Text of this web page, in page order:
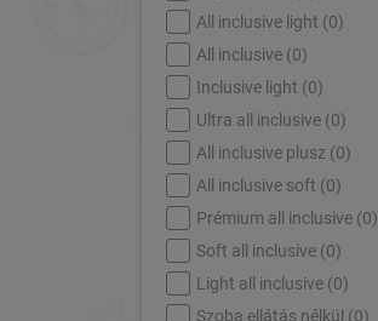
All inclusive light (0)
All inclusive (0)
Inclusive light (0)
Ultra all inclusive (0)
All inclusive plusz (0)
All inclusive soft (0)
Prémium all inclusive (0)
Soft all inclusive (0)
Light all inclusive (0)
Szoba ellátás nélkül (0)